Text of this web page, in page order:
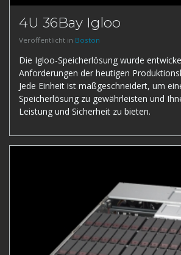
4U 36Bay Igloo
Veröffentlicht in Boston
Die Igloo-Speicherlösung wurde
Anforderungen der heutigen
Jede Einheit ist maßgeschneidert, um
Speicherlösung zu gewährleisten und
Leistung und Sicherheit zu bieten.